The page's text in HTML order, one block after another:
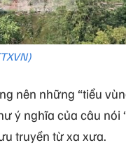
nên những “tiểu
ý nghĩa của câu nói
truyền từ xa xưa.